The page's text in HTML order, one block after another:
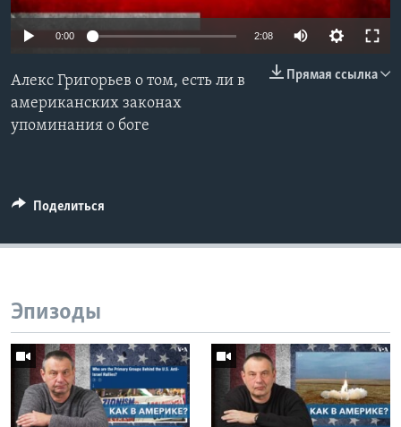
Learning English
СОЦИАЛЬНЫЕ СЕТИ
0:00 2:08
Прямая ссылка
Алекс Григорьев о том, есть ли в
американских законах
упоминания о боге
Поделиться
Эпизоды